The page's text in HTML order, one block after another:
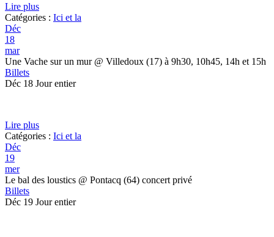
Lire plus
Catégories : Ici et la
Déc
18
mar
Une Vache sur un mur @ Villedoux (17) à 9h30, 10h45, 14h et 15h
Billets
Déc 18 Jour entier
Lire plus
Catégories : Ici et la
Déc
19
mer
Le bal des loustics @ Pontacq (64) concert privé
Billets
Déc 19 Jour entier